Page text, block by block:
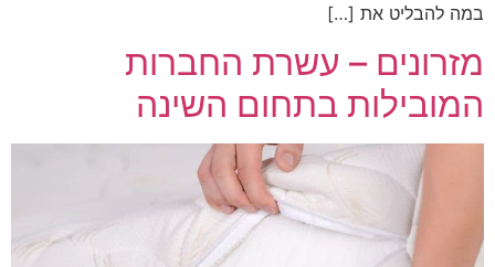
במה להבליט את […]
מזרונים – עשרת החברות
המובילות בתחום השינה